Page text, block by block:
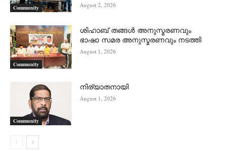
Community August 2, 2026
Community
ശിഹാബ് തങ്ങൾ അനുസ്മരണവും
ഭാഷാ സമര അനുസ്മരണവും നടത്തി
August 1, 2026
Community
നിര്യാതനായി
August 1, 2026